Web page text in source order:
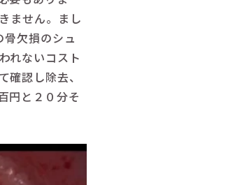
ません。まし
欠損のシュ
れないコスト
認し除去、
円と２０分そ